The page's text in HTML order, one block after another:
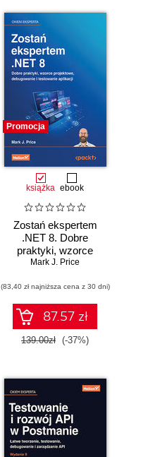
Promocja
książka ebook
Zostań ekspertem
.NET 8. Dobre
praktyki, wzorce
projektowe,
testowanie aplikacji
Mark J. Price
(83,40 zł najniższa cena z 30 dni)
87.57 zł
139.00zł (-37%)